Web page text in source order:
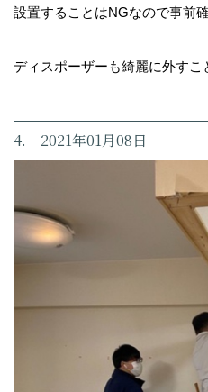
設置することはNGなので事前
ディスポーザーも綺麗に外すこ
4. 2021年01月08日